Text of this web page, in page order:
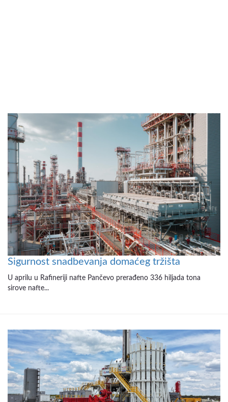
Sigurnost snadbevanja domaćeg tržišta
U aprilu u Rafineriji nafte Pančevo prerađeno 336 hiljada tona
sirove nafte...